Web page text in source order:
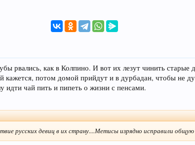
рвались, как в Колпино. И вот их лезут чинить старые
кажется, потом домой прийдут и в дурбадан, чтобы не
идти чай пить и пипеть о жизни с пенсами.
русских девиц в их страну....Метисы изрядно исправили